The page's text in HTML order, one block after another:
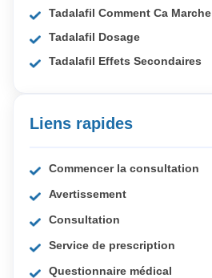
Tadalafil Comment Ca Marche
Tadalafil Dosage
Tadalafil Effets Secondaires
Liens rapides
Commencer la consultation
Avertissement
Consultation
Service de prescription
Questionnaire médical